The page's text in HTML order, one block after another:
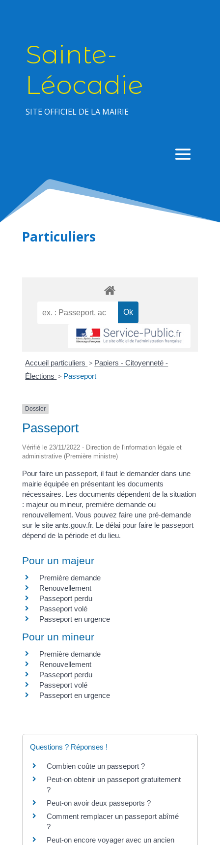
Sainte-
Léocadie
SITE OFFICIEL DE LA MAIRIE
Particuliers
Accueil particuliers > Papiers - Citoyenneté -
Élections > Passeport
Dossier
Passeport
Vérifié le 23/11/2022 - Direction de l'information légale et
administrative (Première ministre)
Pour faire un passeport, il faut le demander dans une
mairie équipée en présentant les documents
nécessaires. Les documents dépendent de la situation
: majeur ou mineur, première demande ou
renouvellement. Vous pouvez faire une pré-demande
sur le site ants.gouv.fr. Le délai pour faire le passeport
dépend de la période et du lieu.
Pour un majeur
Première demande
Renouvellement
Passeport perdu
Passeport volé
Passeport en urgence
Pour un mineur
Première demande
Renouvellement
Passeport perdu
Passeport volé
Passeport en urgence
Questions ? Réponses !
Combien coûte un passeport ?
Peut-on obtenir un passeport gratuitement
?
Peut-on avoir deux passeports ?
Comment remplacer un passeport abîmé
?
Peut-on encore voyager avec un ancien